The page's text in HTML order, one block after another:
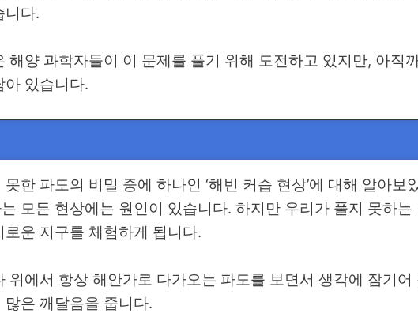
니다.
해양 과학자들이 이 문제를 풀기 위해 도전하고 있지만, 아직
아 있습니다.
한 파도의 비밀 중에 하나인 ‘해빈 커습 현상’에 대해 알아보
모든 현상에는 원인이 있습니다. 하지만 우리가 풀지 못하는
로운 지구를 체험하게 됩니다.
위에서 항상 해안가로 다가오는 파도를 보면서 생각에 잠기어
은 깨달음을 줍니다.